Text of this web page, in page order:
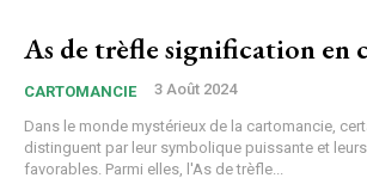
As de trèfle signification en
CARTOMANCIE 3 Août 2024
Dans le monde mystérieux de la cartomancie,
distinguent par leur symbolique puissante et
favorables. Parmi elles, l'As de trèfle...